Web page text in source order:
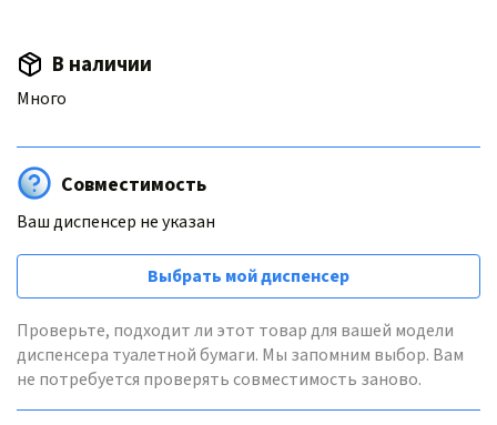
В наличии
Много
Совместимость
Ваш диспенсер не указан
Выбрать мой диспенсер
Проверьте, подходит ли этот товар для вашей модели
диспенсера туалетной бумаги. Мы запомним выбор. Вам
не потребуется проверять совместимость заново.